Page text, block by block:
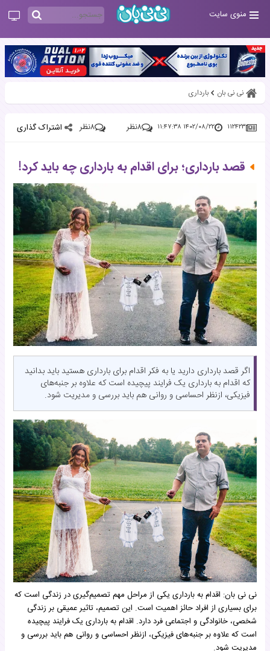
منوی سایت
نی نی بان بارداری
۱۱۲۴۲۳ ۱۴۰۲/۰۸/۲۲ ۱۱:۴۷:۳۸ ۸نظر ۸نظر اشتراک گذاری
قصد بارداری؛ برای اقدام به بارداری چه باید کرد!
اگر قصد بارداری دارید یا به فکر اقدام برای بارداری هستید باید بدانید
که اقدام به بارداری یک فرایند پیچیده است که علاوه بر جنبه‌های
فیزیکی، ازنظر احساسی و روانی هم باید بررسی و مدیریت شود.
نی نی بان: اقدام به بارداری یکی از مراحل مهم تصمیم‌گیری در زندگی است که
برای بسیاری از افراد حائز اهمیت است. این تصمیم، تاثیر عمیقی بر زندگی
شخصی، خانوادگی و اجتماعی فرد دارد. اقدام به بارداری یک فرایند پیچیده
است که علاوه بر جنبه‌های فیزیکی، ازنظر احساسی و روانی هم باید بررسی و
مدیریت شود.